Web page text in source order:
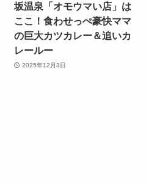
坂温泉「オモウマい店」は
ここ！食わせっぺ豪快ママ
の巨大カツカレー＆追いカ
レールー
2025年12月3日